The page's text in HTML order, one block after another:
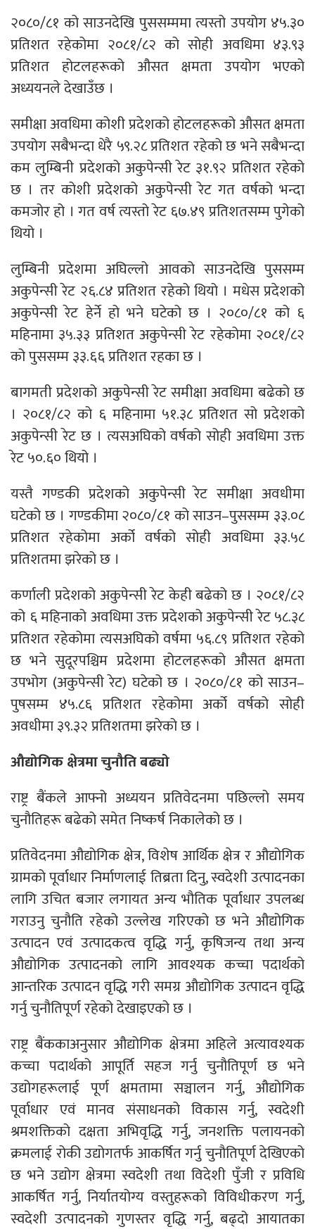
२०८०/८१ को साउनदेखि पुससम्ममा त्यस्तो उपयोग ४५.३०
प्रतिशत रहेकोमा २०८१/८२ को सोही अवधिमा ४३.९३
प्रतिशत होटलहरूको औसत क्षमता उपयोग भएको
अध्ययनले देखाउँछ ।
समीक्षा अवधिमा कोशी प्रदेशको होटलहरूको औसत क्षमता
उपयोग सबैभन्दा धेरै ५९.२८ प्रतिशत रहेको छ भने सबैभन्दा
कम लुम्बिनी प्रदेशको अकुपेन्सी रेट ३१.९२ प्रतिशत रहेको
छ । तर कोशी प्रदेशको अकुपेन्सी रेट गत वर्षको भन्दा
कमजोर हो । गत वर्ष त्यस्तो रेट ६७.४९ प्रतिशतसम्म पुगेको
थियो ।
लुम्बिनी प्रदेशमा अघिल्लो आवको साउनदेखि पुससम्म
अकुपेन्सी रेट २६.८४ प्रतिशत रहेको थियो । मधेस प्रदेशको
अकुपेन्सी रेट हेर्ने हो भने घटेको छ । २०८०/८१ को ६
महिनामा ३५.३३ प्रतिशत अकुपेन्सी रेट रहेकोमा २०८१/८२
को पुससम्म ३३.६६ प्रतिशत रहका छ ।
बागमती प्रदेशको अकुपेन्सी रेट समीक्षा अवधिमा बढेको छ
। २०८१/८२ को ६ महिनामा ५१.३८ प्रतिशत सो प्रदेशको
अकुपेन्सी रेट छ । त्यसअघिको वर्षको सोही अवधिमा उक्त
रेट ५०.६० थियो ।
यस्तै गण्डकी प्रदेशको अकुपेन्सी रेट समीक्षा अवधीमा
घटेको छ । गण्डकीमा २०८०/८१ को साउन–पुससम्म ३३.०८
प्रतिशत रहेकोमा अर्को वर्षको सोही अवधिमा ३३.५८
प्रतिशतमा झरेको छ ।
कर्णाली प्रदेशको अकुपेन्सी रेट केही बढेको छ । २०८१/८२
को ६ महिनाको अवधिमा उक्त प्रदेशको अकुपेन्सी रेट ५८.३८
प्रतिशत रहेकोमा त्यसअघिको वर्षमा ५६.८९ प्रतिशत रहेको
छ भने सुदूरपश्चिम प्रदेशमा होटलहरूको औसत क्षमता
उपभोग (अकुपेन्सी रेट) घटेको छ । २०८०/८१ को साउन–
पुषसम्म ४५.८६ प्रतिशत रहेकोमा अर्को वर्षको सोही
अवधीमा ३९.३२ प्रतिशतमा झरेको छ ।
औद्योगिक क्षेत्रमा चुनौति बढ्यो
राष्ट्र बैंकले आफ्नो अध्ययन प्रतिवेदनमा पछिल्लो समय
चुनौतिहरू बढेको समेत निष्कर्ष निकालेको छ ।
प्रतिवेदनमा औद्योगिक क्षेत्र, विशेष आर्थिक क्षेत्र र औद्योगिक
ग्रामको पूर्वाधार निर्माणलाई तिब्रता दिनु, स्वदेशी उत्पादनका
लागि उचित बजार लगायत अन्य भौतिक पूर्वाधार उपलब्ध
गराउनु चुनौति रहेको उल्लेख गरिएको छ भने औद्योगिक
उत्पादन एवं उत्पादकत्व वृद्धि गर्नु, कृषिजन्य तथा अन्य
औद्योगिक उत्पादनको लागि आवश्यक कच्चा पदार्थको
आन्तरिक उत्पादन वृद्धि गरी समग्र औद्योगिक उत्पादन वृद्धि
गर्नु चुनौतिपूर्ण रहेको देखाइएको छ ।
राष्ट्र बैंककाअनुसार औद्योगिक क्षेत्रमा अहिले अत्यावश्यक
कच्चा पदार्थको आपूर्ति सहज गर्नु चुनौतिपूर्ण छ भने
उद्योगहरूलाई पूर्ण क्षमतामा सञ्चालन गर्नु, औद्योगिक
पूर्वाधार एवं मानव संसाधनको विकास गर्नु, स्वदेशी
श्रमशक्तिको दक्षता अभिवृद्धि गर्नु, जनशक्ति पलायनको
क्रमलाई रोकी उद्योगतर्फ आकर्षित गर्नु चुनौतिपूर्ण देखिएको
छ भने उद्योग क्षेत्रमा स्वदेशी तथा विदेशी पुँजी र प्रविधि
आकर्षित गर्नु, निर्यातयोग्य वस्तुहरूको विविधीकरण गर्नु,
स्वदेशी उत्पादनको गुणस्तर वृद्धि गर्नु, बढ्दो आयातका